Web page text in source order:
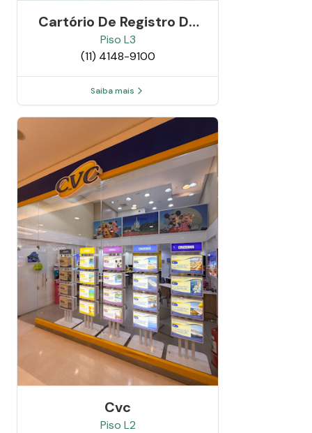
Cartório De Registro De
Imóveis E Anexos De
Cotia - Sp
Piso L3
(11) 4148-9100
Saiba mais
Cvc
Piso L2